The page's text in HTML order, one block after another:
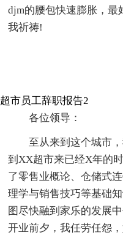
djm的腰包快速膨胀，最
我祈祷!
超市员工辞职报告2
各位领导：
至从来到这个城市
到XX超市来已经X年的
了零售业概论、仓储式
理学与销售技巧等基础
图尽快融到家乐的发展
开业前夕，我任劳任怨